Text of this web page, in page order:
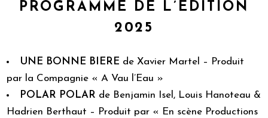
PROGRAMME DE L’ÉDITION
2025
UNE BONNE BIERE de Xavier Martel – Produit
par la Compagnie « A Vau l’Eau »
POLAR POLAR de Benjamin Isel, Louis Hanoteau &
Hadrien Berthaut – Produit par « En scène Productions